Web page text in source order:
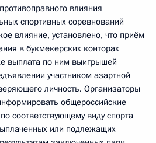
влияния
спортивных соревнований
влияние, установлено, что приём
в букмекерских конторах
выплата по ним выигрышей
участником азартной
личность. Организаторы
общероссийские
соответствующему виду спорта
или подлежащих